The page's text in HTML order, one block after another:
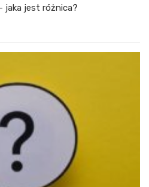
jaka jest różnica?